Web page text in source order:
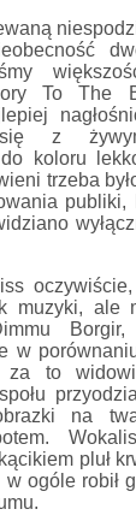
To The
z
koloru
trzeba
muzyki, ale
w
to
na
pluł
ogóle robił